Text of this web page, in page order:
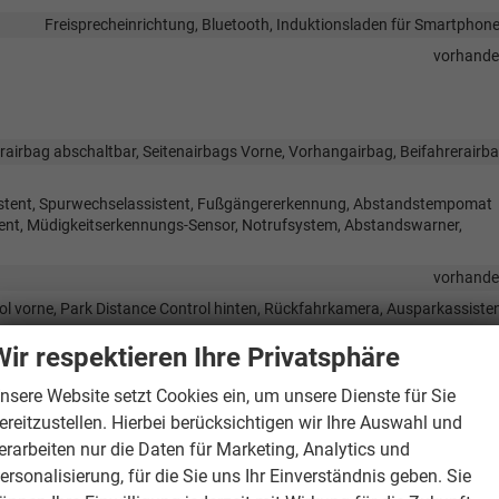
Freisprecheinrichtung, Bluetooth, Induktionsladen für
abschaltbar, Seitenairbags Vorne, Vorhangairbag,
Spurwechselassistent, Fußgängererkennung, Abstandstempomat
Müdigkeitserkennungs-Sensor, Notrufsystem, Abstandswarner,
vorne, Park Distance Control hinten, Rückfahrkamera,
Rückleuchten, LED-Scheinwerfer, Fernlichtassistent, LED-Tagfahrlicht
Notrad
mit Funkfernbedienung, Schlüssellose Zentralverriegelung (Keyless Go)
respektieren Ihre Privatsphäre
Website setzt Cookies ein, um unsere Dienste für Sie
Hierbei berücksichtigen wir Ihre Auswahl und
nur die Daten für Marketing, Analytics und
für die Sie uns Ihr Einverständnis geben. Sie